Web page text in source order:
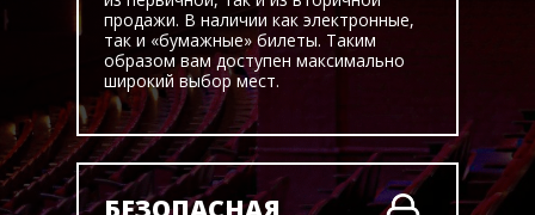
продажи. В наличии как электронные,
так и «бумажные» билеты. Таким
образом вам доступен максимально
широкий выбор мест.